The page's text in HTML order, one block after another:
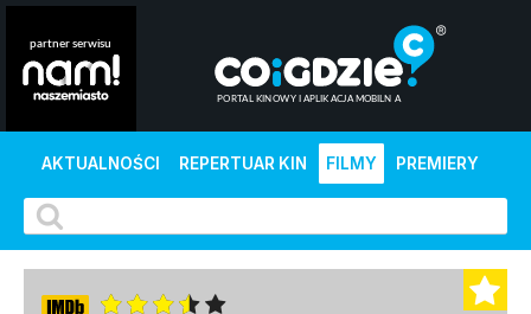
AKTUALNOŚCI REPERTUAR KIN FILMY PREMIERY